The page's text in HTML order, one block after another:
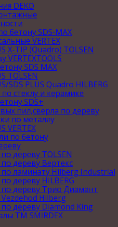
DEKO
бетону SDS-MAX
VERTEX
X-TIP (Quadro) TOLSEN
VERTEXTOOLS
SDS MAX
TOLSEN
SDS PLUS Quadro HILBERG
стеклу и керамике
SDS+
пил,сверла по дереву
по металлу
VERTEX
по бетону
дереву TOLSEN
дереву Вертекс
ламинату Hilberg Industrial
дереву HILBERG
дереву Трио Диамант
Hilberg
дереву Diamond King
ТМ SMIRDEX